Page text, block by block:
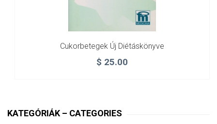
Cukorbetegek Új Diétáskönyve
$ 25.00
KATEGÓRIÁK – CATEGORIES